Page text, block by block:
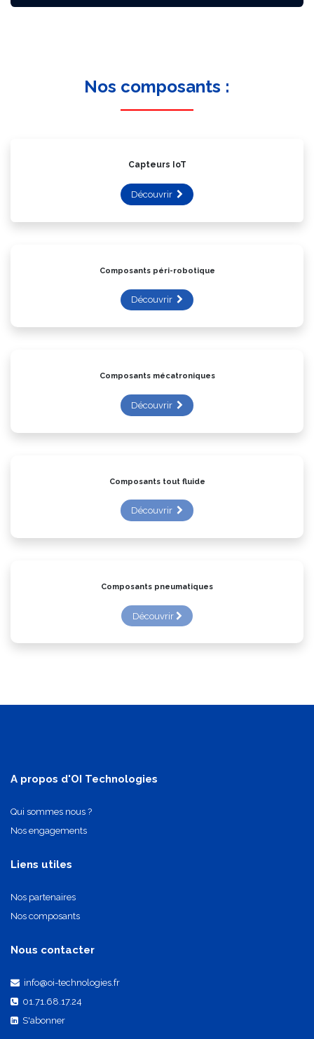
Nos composants :
Capteurs IoT
Découvrir
Composants péri-robotique
Découvrir
Composants mécatroniques
Découvrir
Composants tout fluide
Découvrir
Composants pneumatiques
Découvrir
A propos d'OI Technologies
Qui sommes nous ?
Nos engagements
Liens utiles
Nos partenaires
Nos composants
Nous contacter
info@oi-technologies.fr
01.71.68.17.24
S'abonner